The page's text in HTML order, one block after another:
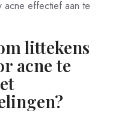
acne effectief aan te
littekens
acne te